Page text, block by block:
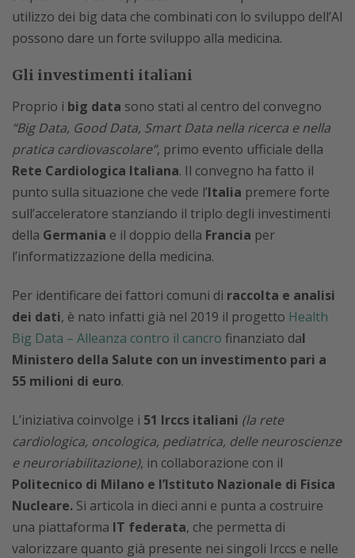
utilizzo dei big data che combinati con lo sviluppo dell’AI
possono dare un forte sviluppo alla medicina.
Gli investimenti italiani
Proprio i big data sono stati al centro del convegno
“Big Data, Good Data, Smart Data nella ricerca e nella
pratica cardiovascolare”, primo evento ufficiale della
Rete Cardiologica Italiana. Il convegno ha fatto il
punto sulla situazione che vede l’Italia premere forte
sull’acceleratore stanziando il triplo degli investimenti
della Germania e il doppio della Francia per
l’informatizzazione della medicina.
Per identificare dei fattori comuni di raccolta e analisi
dei dati, è nato infatti già nel 2019 il progetto Health
Big Data – Alleanza contro il cancro finanziato dal
Ministero della Salute con un investimento pari a
55 milioni di euro.
L’iniziativa coinvolge i 51 Irccs italiani (la rete
cardiologica, oncologica, pediatrica, delle neuroscienze
e neuroriabilitazione), in collaborazione con il
Politecnico di Milano e l’Istituto Nazionale di Fisica
Nucleare. Si articola in dieci anni e punta a costruire
una piattaforma IT federata, che permetta di
valorizzare quanto già presente nei singoli Irccs e nelle